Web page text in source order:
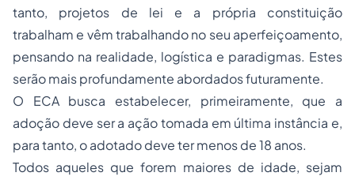
tanto, projetos de lei e a própria constituição
trabalham e vêm trabalhando no seu aperfeiçoamento,
pensando na realidade, logística e paradigmas. Estes
serão mais profundamente abordados futuramente.
O ECA busca estabelecer, primeiramente, que a
adoção deve ser a ação tomada em última instância e,
para tanto, o adotado deve ter menos de 18 anos.
Todos aqueles que forem maiores de idade, sejam